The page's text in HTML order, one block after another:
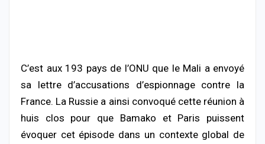
C’est aux 193 pays de l’ONU que le Mali a envoyé
sa lettre d’accusations d’espionnage contre la
France. La Russie a ainsi convoqué cette réunion à
huis clos pour que Bamako et Paris puissent
évoquer cet épisode dans un contexte global de